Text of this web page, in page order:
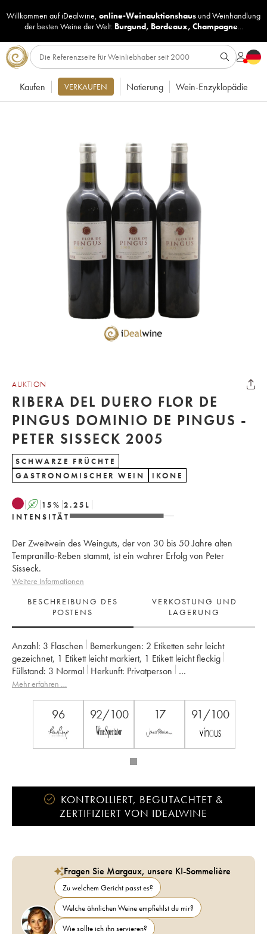
Willkommen auf iDealwine, online-Weinauktionshaus undWeinhandlung
der besten Weine der Welt: Burgund, Bordeaux, Champagne...
Kaufen VERKAUFEN Notierung Wein-Enzyklopädie
AUKTION
RIBERA DEL DUERO FLOR DE
PINGUS DOMINIO DE PINGUS -
PETER SISSECK 2005
SCHWARZE FRÜCHTE
GASTRONOMISCHER WEIN
IKONE
A 15% 2.25 L
INTENSITÄT
Der Zweitwein des Weinguts, der von 30 bis 50 Jahre alten
Tempranillo-Reben stammt, ist ein wahrer Erfolg von Peter
Sisseck.
Weitere Informationen
BESCHREIBUNG DES
POSTENS
VERKOSTUNG UND
LAGERUNG
Anzahl: 3 Flaschen Bemerkungen: 2 Etiketten sehr leicht
gezeichnet, 1 Etikett leicht markiert, 1 Etikett leicht fleckig
Füllstand: 3 Normal Herkunft:
privatperson
Mwst. erstattbar:
Eigentümer:
Dominio de Pingus - Peter Sisseck
Mehr erfahren …
96 92/100 17 91/100
KONTROLLIERT, BEGUTACHTET &
ZERTIFIZIERT VON IDEALWINE
Fragen Sie Margaux, unsere KI-Sommelière
Zu welchem Gericht passt es?
Welche ähnlichen Weine empfiehlst du mir?
Wie sollte ich ihn servieren?